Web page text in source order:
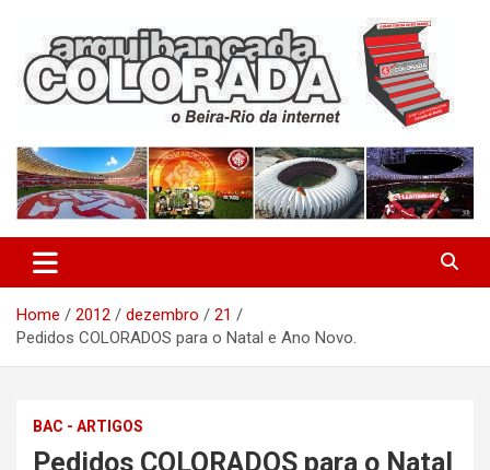
content
Arquibancada Colorada
Home 2012 dezembro
21
Pedidos COLORADOS para o Natal e Ano Novo.
BAC - ARTIGOS
Pedidos COLORADOS para o Natal